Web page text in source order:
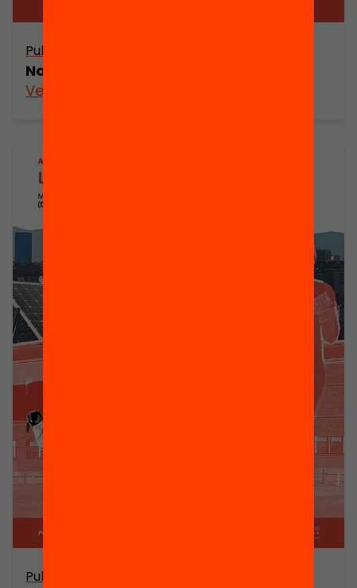
Publicació
Nous professionals a l’escola
Veure’n més
Publicació